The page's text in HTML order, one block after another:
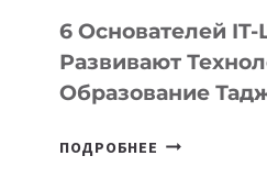
6 Основателей
Развивают
Образование
ПОДРОБНЕЕ 6